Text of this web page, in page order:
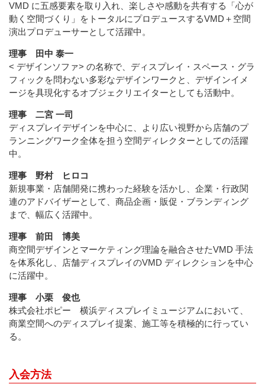
VMD に五感要素を取り入れ、楽しさや感動を共有する「心が
動く空間づくり」をトータルにプロデュースするVMD＋空間
演出プロデューサーとして活躍中。
理事 田中 泰一
< デザインソファ> の名称で、ディスプレイ・スペース・グラ
フィックを問わない多彩なデザインワークと、デザインイメ
ージを具現化するオブジェクリエイターとしても活動中。
理事 二宮 一司
ディスプレイデザインを中心に、より広い視野から店舗のプ
ランニングワーク全体を担う空間ディレクターとしての活躍
中。
理事 野村 ヒロコ
新規事業・店舗開発に携わった経験を活かし、企業・行政関
連のアドバイザーとして、商品企画・販促・ブランディング
まで、幅広く活躍中。
理事 前田 博美
商空間デザインとマーケティング理論を融合させたVMD 手法
を体系化し、店舗ディスプレイのVMD ディレクションを中心
に活躍中。
理事 小栗 俊也
株式会社ポピー 横浜ディスプレイミュージアムにおいて、
商業空間へのディスプレイ提案、施工等を積極的に行ってい
る。
入会方法